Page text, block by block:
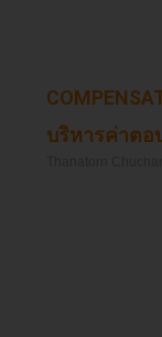
บริหารค่าตอ